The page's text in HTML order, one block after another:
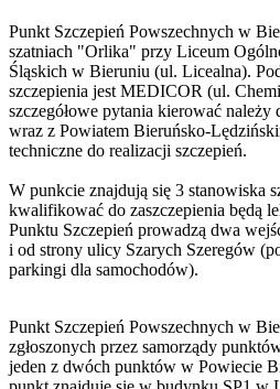
Punkt Szczepień Powszechnych w
szatniach "Orlika" przy Liceum
Śląskich w Bieruniu (ul. Licealna).
szczepienia jest MEDICOR (ul.
szczegółowe pytania kierować
wraz z Powiatem Bieruńsko-
techniczne do realizacji szczepień.
W punkcie znajdują się 3 stanowiska
kwalifikować do zaszczepienia będą
Punktu Szczepień prowadzą dwa
i od strony ulicy Szarych Szeregów
parkingi dla samochodów).
Punkt Szczepień Powszechnych w
zgłoszonych przez samorządy
jeden z dwóch punktów w Powiecie